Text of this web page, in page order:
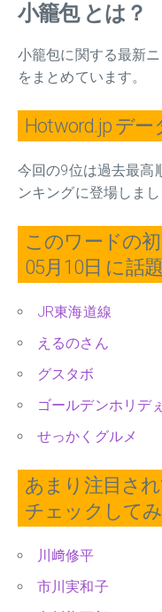
小籠包 とは？
小籠包に関する最新
をまとめています。
Hotword.jp デー
今回の9位は過去最高
ンキングに登場しまし
このワードの
05月10日 に話
JR東海道線
えるのさん
グスタボ
ゴールデンホリデぇ
せっかくグルメ
あまり注目さ
チェックして
川﨑修平
市川実和子